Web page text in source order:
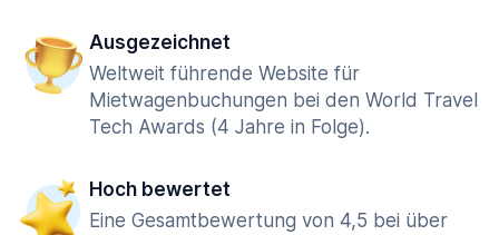
Ausgezeichnet
Weltweit führende Website für
Mietwagenbuchungen bei den World Travel
Tech Awards (4 Jahre in Folge).
Hoch bewertet
Eine Gesamtbewertung von 4,5 bei über